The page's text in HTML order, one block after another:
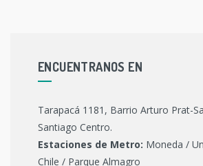
ENCUENTRANOS EN
Tarapacá 1181, Barrio Arturo Prat-
Santiago Centro.
Estaciones de Metro: Moneda /
Chile / Parque Almagro